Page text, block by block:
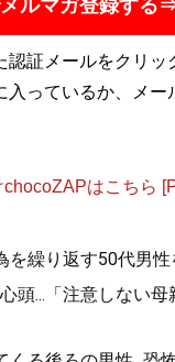
成学類に入学。お
うな！ 』がある
生産で無駄遣いをす
ルマガ登録す
証メールをクリッ
っているか、メー
はこちら
繰り返す50代男
頭...「注意しない